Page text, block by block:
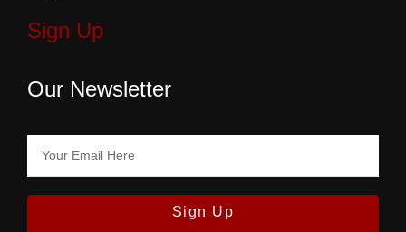
Sign Up
Our Newsletter
Sign Up